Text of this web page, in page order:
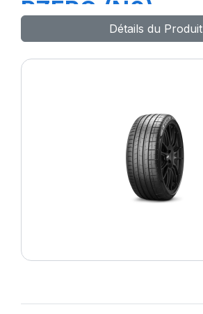
PZERO (N0)
Détails du Produit